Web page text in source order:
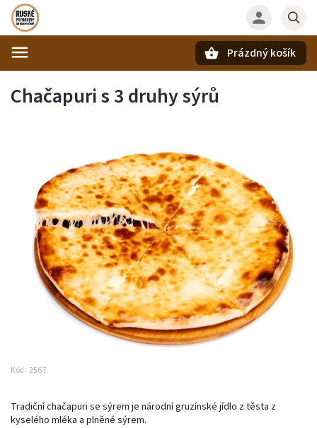
Prázdný košík
Chačapuri s 3 druhy sýrů
Kód: 2567
Tradiční chačapuri se sýrem je národní gruzínské jídlo z těsta z
kyselého mléka a plněné sýrem.